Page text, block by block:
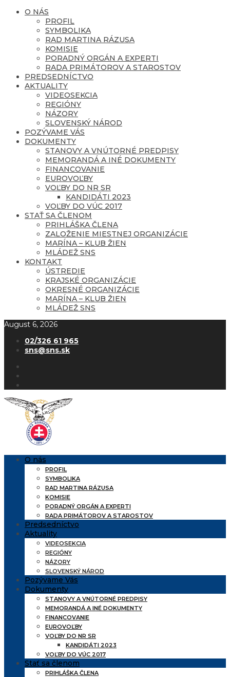
O NÁS
PROFIL
SYMBOLIKA
RAD MARTINA RÁZUSA
KOMISIE
PORADNÝ ORGÁN A EXPERTI
RADA PRIMÁTOROV A STAROSTOV
PREDSEDNÍCTVO
AKTUALITY
VIDEOSEKCIA
REGIÓNY
NÁZORY
SLOVENSKÝ NÁROD
POZÝVAME VÁS
DOKUMENTY
STANOVY A VNÚTORNÉ PREDPISY
MEMORANDÁ A INÉ DOKUMENTY
FINANCOVANIE
EUROVOĽBY
VOĽBY DO NR SR
KANDIDÁTI 2023
VOĽBY DO VÚC 2017
STAŤ SA ČLENOM
PRIHLÁŠKA ČLENA
ZALOŽENIE MIESTNEJ ORGANIZÁCIE
MARÍNA – KLUB ŽIEN
MLÁDEŽ SNS
KONTAKT
ÚSTREDIE
KRAJSKÉ ORGANIZÁCIE
OKRESNÉ ORGANIZÁCIE
MARÍNA – KLUB ŽIEN
MLÁDEŽ SNS
August 6, 2026
02/326 61 965
sns@sns.sk
O nás
PROFIL
SYMBOLIKA
RAD MARTINA RÁZUSA
KOMISIE
PORADNÝ ORGÁN A EXPERTI
RADA PRIMÁTOROV A STAROSTOV
Predsedníctvo
Aktuality
VIDEOSEKCIA
REGIÓNY
NÁZORY
SLOVENSKÝ NÁROD
Pozývame Vás
Dokumenty
STANOVY A VNÚTORNÉ PREDPISY
MEMORANDÁ A INÉ DOKUMENTY
FINANCOVANIE
EUROVOĽBY
VOĽBY DO NR SR
KANDIDÁTI 2023
VOĽBY DO VÚC 2017
Stať sa členom
PRIHLÁŠKA ČLENA